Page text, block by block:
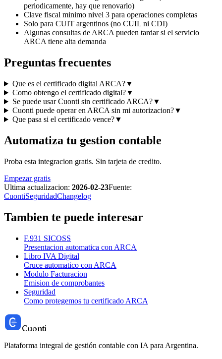
periodicamente, hay que renovarlo)
Clave fiscal minimo nivel 3 para operaciones completas
Solo para CUIT argentinos (no CUIL ni CDI)
Algunas consultas de ARCA pueden tardar si el servicio
ARCA tiene alta demanda
Preguntas frecuentes
Que es el certificado digital ARCA?▼
Como obtengo el certificado digital?▼
Se puede usar Cuonti sin certificado ARCA?▼
Cuonti puede operar en ARCA sin mi autorizacion?▼
Que pasa si el certificado vence?▼
Automatiza tu gestion contable
Proba esta integracion gratis. Sin tarjeta de credito.
Empezar gratis
Ultima actualizacion: 2026-02-23Fuente:
CuontiSeguridadChangelog
Tambien te puede interesar
F.931 SICOSS
Presentacion automatica con ARCA
Libro IVA Digital
Cruce automatico con ARCA
Modulo Facturacion
Emision de comprobantes
Seguridad
Como protegemos tu certificado ARCA
Cuonti
Plataforma integral de gestión contable con IA para Argentina.